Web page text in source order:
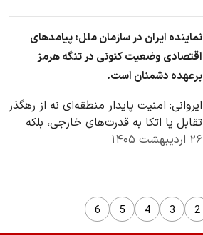
نماینده ایران در سازمان ملل: پیامدهای
اقتصادی وضعیت کنونی در تنگه هرمز
برعهده دشمنان است.
ایروانی: امنیت پایدار منطقه‌ای نه از رهگذر
تقابل یا اتکا به قدرت‌های خارجی، بلکه
صرفاً از طریق گفت‌وگو، احترام متقابل،…
۲۶ اردیبهشت ۱۴۰۵
2
3
4
5
6